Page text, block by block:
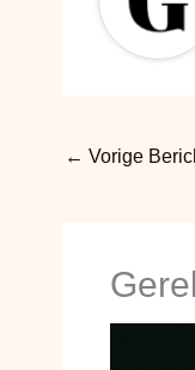
← Vorige